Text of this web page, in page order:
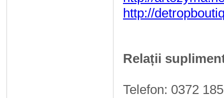
http://
Relații
Telefon: 0372